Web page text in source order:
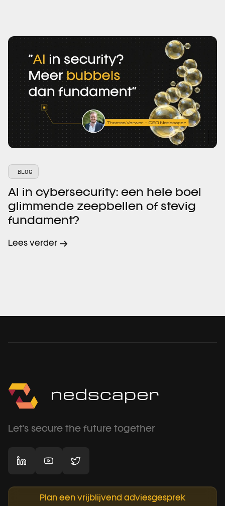
BLOG
AI in cybersecurity: een hele boel
glimmende zeepbellen of stevig
fundament?
Lees verder
Let's secure the future together
Plan een vrijblijvend adviesgesprek